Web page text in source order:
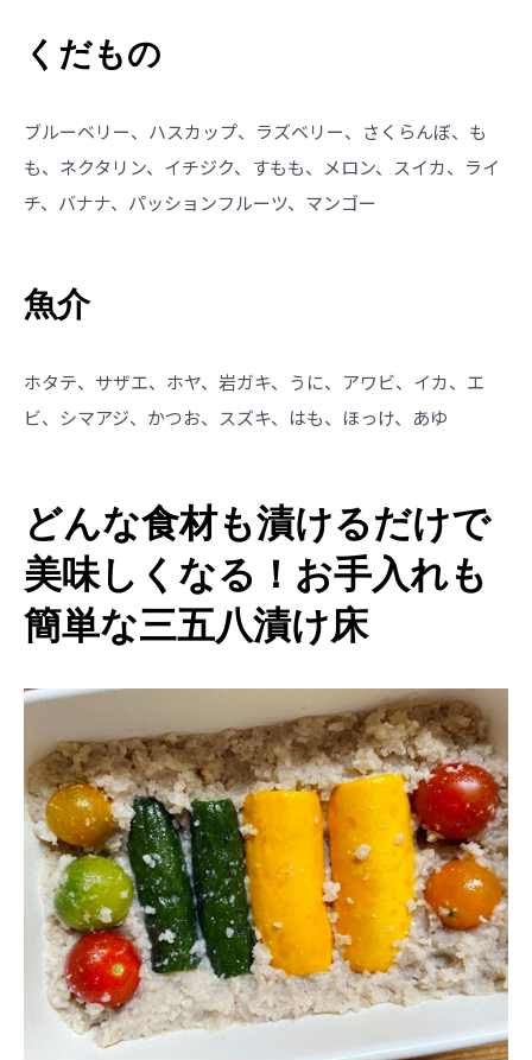
くだもの
ブルーベリー、ハスカップ、ラズベリー、さくらんぼ、も
も、ネクタリン、イチジク、すもも、メロン、スイカ、ライ
チ、バナナ、パッションフルーツ、マンゴー
魚介
ホタテ、サザエ、ホヤ、岩ガキ、うに、アワビ、イカ、エ
ビ、シマアジ、かつお、スズキ、はも、ほっけ、あゆ
どんな食材も漬けるだけで
美味しくなる！お手入れも
簡単な三五八漬け床